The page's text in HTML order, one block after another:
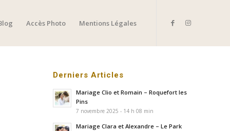
Accès Photo Mentions Légales
Derniers Articles
Mariage Clio et Romain – Roquefort les
Pins
7 novembre 2025 - 14 h 08 min
Mariage Clara et Alexandre – Le Park